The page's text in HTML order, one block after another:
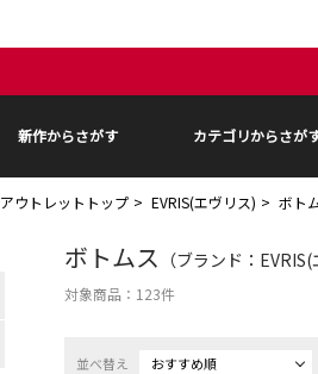
新作からさがす カテゴリからさが
アウトレットトップ EVRIS(エヴリス) ボト
ボトムス （ブランド：
対象商品： 123件
並べ替え おすすめ順